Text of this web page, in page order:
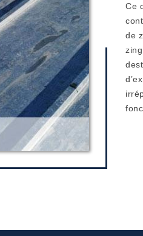
Ce
de